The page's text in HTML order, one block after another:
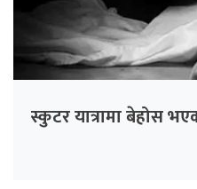
स्कुटर यात्रामा बेहोस